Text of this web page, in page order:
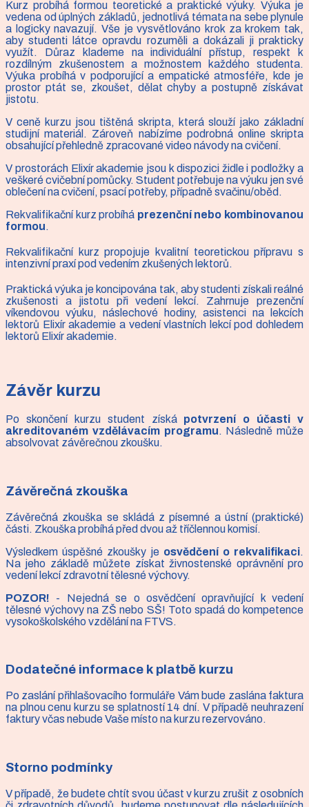
Kurz probíhá formou teoretické a praktické výuky. Výuka je
vedena od úplných základů, jednotlivá témata na sebe plynule
a logicky navazují. Vše je vysvětlováno krok za krokem tak,
aby studenti látce opravdu rozuměli a dokázali ji prakticky
využít. Důraz klademe na individuální přístup, respekt k
rozdílným zkušenostem a možnostem každého studenta.
Výuka probíhá v podporující a empatické atmosféře, kde je
prostor ptát se, zkoušet, dělat chyby a postupně získávat
jistotu.
V ceně kurzu jsou tištěná skripta, která slouží jako základní
studijní materiál. Zároveň nabízíme podrobná online skripta
obsahující přehledně zpracované video návody na cvičení.
V prostorách Elixír akademie jsou k dispozici židle i podložky a
veškeré cvičební pomůcky. Student potřebuje na výuku jen své
oblečení na cvičení, psací potřeby, případně svačinu/oběd.
Rekvalifikační kurz probíhá prezenční nebo kombinovanou
formou.
Rekvalifikační kurz propojuje kvalitní teoretickou přípravu s
intenzivní praxí pod vedením zkušených lektorů.
Praktická výuka je koncipována tak, aby studenti získali reálné
zkušenosti a jistotu při vedení lekcí. Zahrnuje prezenční
víkendovou výuku, náslechové hodiny, asistenci na lekcích
lektorů Elixír akademie a vedení vlastních lekcí pod dohledem
lektorů Elixír akademie.
Závěr kurzu
Po skončení kurzu student získá potvrzení o účasti v
akreditovaném vzdělávacím programu. Následně může
absolvovat závěrečnou zkoušku.
Závěrečná zkouška
Závěrečná zkouška se skládá z písemné a ústní (praktické)
části. Zkouška probíhá před dvou až tříčlennou komisí.
Výsledkem úspěšné zkoušky je osvědčení o rekvalifikaci.
Na jeho základě můžete získat živnostenské oprávnění pro
vedení lekcí zdravotní tělesné výchovy.
POZOR! - Nejedná se o osvědčení opravňující k vedení
tělesné výchovy na ZŠ nebo SŠ! Toto spadá do kompetence
vysokoškolského vzdělání na FTVS.
Dodatečné informace k platbě kurzu
Po zaslání přihlašovacího formuláře Vám bude zaslána faktura
na plnou cenu kurzu se splatností 14 dní. V případě neuhrazení
faktury včas nebude Vaše místo na kurzu rezervováno.
Storno podmínky
V případě, že budete chtít svou účast v kurzu zrušit z osobních